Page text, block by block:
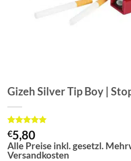
Gizeh Silver Tip Boy |
Bewertet
mit5von
5, basierend
auf
1
€5,80
Alle Preise inkl. gesetzl.
Versandkosten